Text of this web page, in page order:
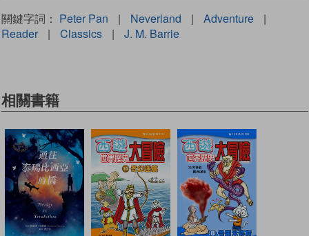
關鍵字詞： Peter Pan | Neverland | Adventure
|
Reader
| Classics | J. M. Barrie
相關書籍